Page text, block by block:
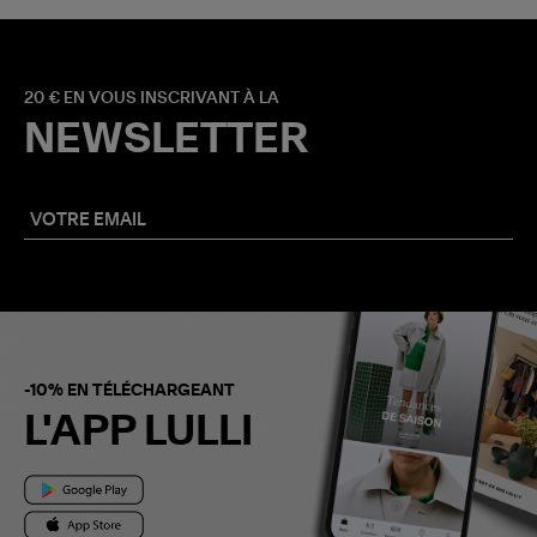
20 € EN VOUS INSCRIVANT À LA
NEWSLETTER
-10% EN TÉLÉCHARGEANT
L'APP LULLI